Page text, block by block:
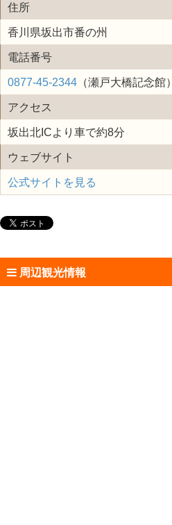
住所
香川県坂出市番の州
電話番号
0877-45-2344 （瀬戸大橋記念館）
アクセス
坂出北ICより車で約8分
ウェブサイト
公式サイトを見る
周辺観光情報